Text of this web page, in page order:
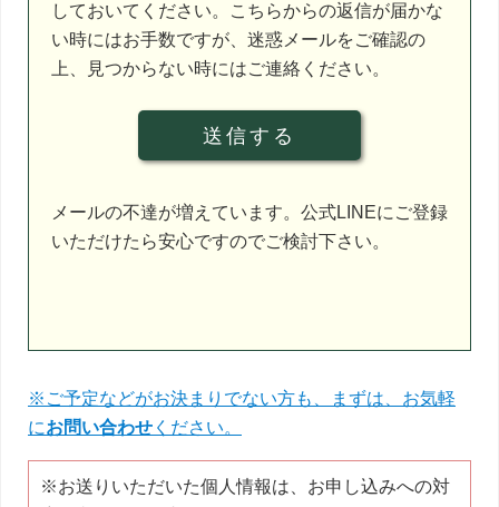
は
空
の
て
く
しておいてください。こちらからの返信が届かな
い時にはお手数ですが、迷惑メールをご確認の
上、見つからない時にはご連絡ください。
メールの不達が増えています。公式LINEにご登録
いただけたら安心ですのでご検討下さい。
※ご予定などがお決まりでない方も、まずは、お気軽
にお問い合わせ ください。
※お送りいただいた個人情報は、お申し込みへの対